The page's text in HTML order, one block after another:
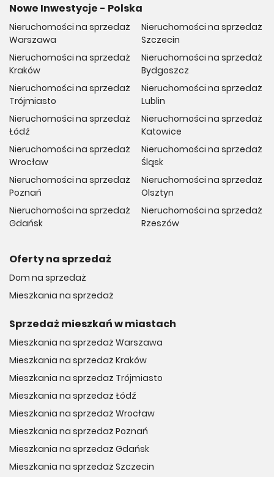
Nowe Inwestycje - Polska
Nieruchomości na sprzedaż
Warszawa
Nieruchomości na sprzedaż
Kraków
Nieruchomości na sprzedaż
Trójmiasto
Nieruchomości na sprzedaż
Łódź
Nieruchomości na sprzedaż
Wrocław
Nieruchomości na sprzedaż
Poznań
Nieruchomości na sprzedaż
Gdańsk
Nieruchomości na sprzedaż
Szczecin
Nieruchomości na sprzedaż
Bydgoszcz
Nieruchomości na sprzedaż
Lublin
Nieruchomości na sprzedaż
Katowice
Nieruchomości na sprzedaż
Śląsk
Nieruchomości na sprzedaż
Olsztyn
Nieruchomości na sprzedaż
Rzeszów
Oferty na sprzedaż
Dom na sprzedaż
Mieszkania na sprzedaż
Sprzedaż mieszkań w miastach
Mieszkania na sprzedaż Warszawa
Mieszkania na sprzedaż Kraków
Mieszkania na sprzedaż Trójmiasto
Mieszkania na sprzedaż Łódź
Mieszkania na sprzedaż Wrocław
Mieszkania na sprzedaż Poznań
Mieszkania na sprzedaż Gdańsk
Mieszkania na sprzedaż Szczecin